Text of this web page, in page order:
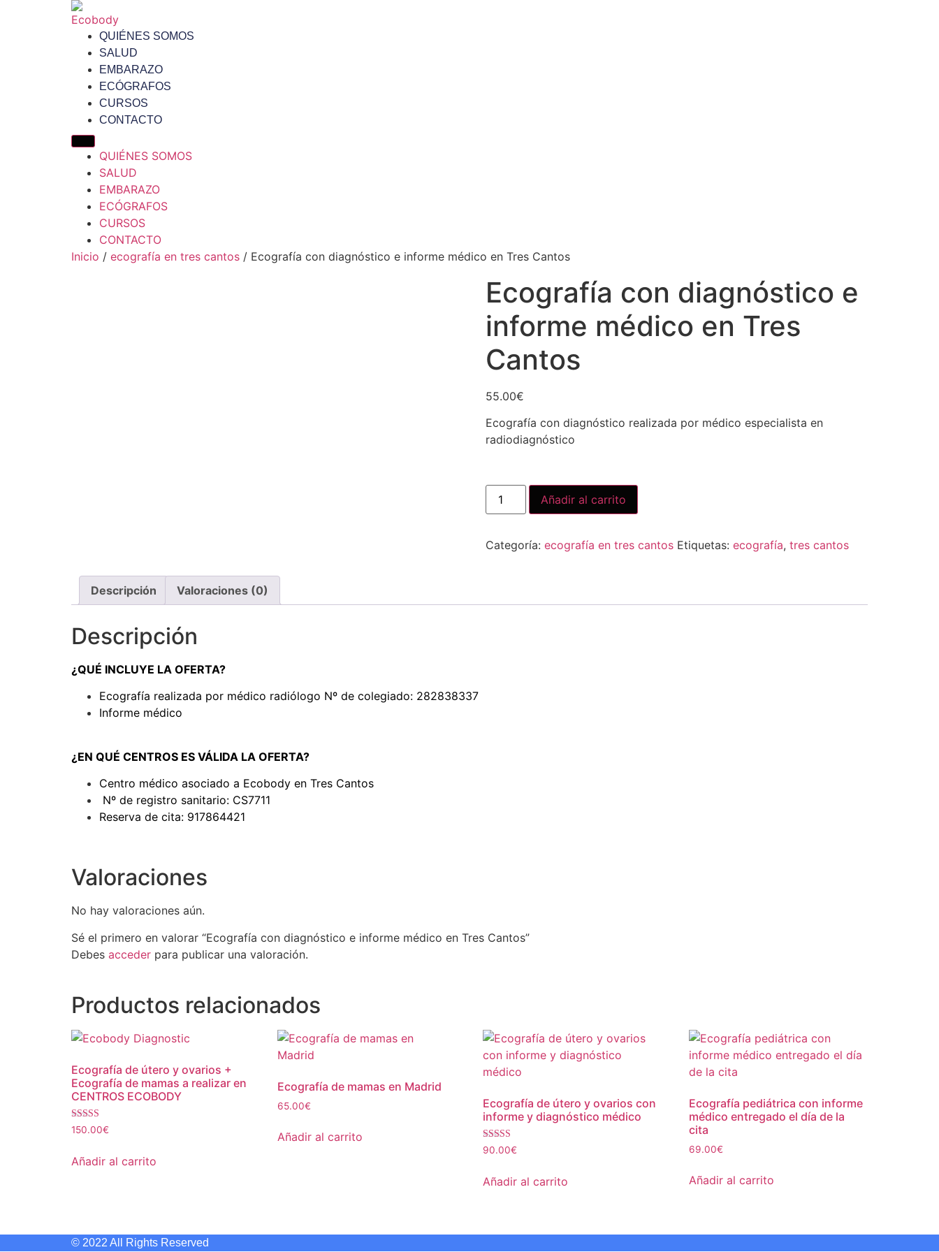
QUIÉNES SOMOS
SALUD
EMBARAZO
ECÓGRAFOS
CURSOS
CONTACTO
QUIÉNES SOMOS
SALUD
EMBARAZO
ECÓGRAFOS
CURSOS
CONTACTO
Inicio / ecografía en tres cantos / Ecografía con diagnóstico e informe médico en Tres Cantos
Ecografía con diagnóstico e
informe médico en Tres
Cantos
55.00€
Ecografía con diagnóstico realizada por médico especialista en
radiodiagnóstico
Añadir al carrito
Categoría: ecografía en tres cantos Etiquetas: ecografía, tres cantos
Descripción Valoraciones (0)
Descripción
¿QUÉ INCLUYE LA OFERTA?
Ecografía realizada por médico radiólogo Nº de colegiado: 282838337
Informe médico
¿EN QUÉ CENTROS ES VÁLIDA LA OFERTA?
Centro médico asociado a Ecobody en Tres Cantos
Nº de registro sanitario: CS7711
Reserva de cita: 917864421
Valoraciones
No hay valoraciones aún.
Sé el primero en valorar “Ecografía con diagnóstico e informe médico en Tres Cantos”
Debes acceder para publicar una valoración.
Productos relacionados
Ecografía de útero y ovarios +
Ecografía de mamas a realizar en
CENTROS ECOBODY
Valorado
con
de 5
150.00€
Añadir al carrito
Ecografía de mamas en Madrid
65.00€
Añadir al carrito
Ecografía de útero y ovarios con
informe y diagnóstico médico
Valorado con
5.00
90.00€
Añadir al carrito
Ecografía pediátrica con informe
médico entregado el día de la
cita
69.00€
Añadir al carrito
© 2022 All Rights Reserved